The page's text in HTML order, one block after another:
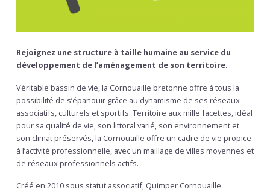
Rejoignez une structure à taille humaine au service du
développement de l’aménagement de son territoire.
Véritable bassin de vie, la Cornouaille bretonne offre à tous la
possibilité de s’épanouir grâce au dynamisme de ses réseaux
associatifs, culturels et sportifs. Territoire aux mille facettes, idéal
pour sa qualité de vie, son littoral varié, son environnement et
son climat préservés, la Cornouaille offre un cadre de vie propice
à l’activité professionnelle, avec un maillage de villes moyennes et
de réseaux professionnels actifs.
Créé en 2010 sous statut associatif, Quimper Cornouaille